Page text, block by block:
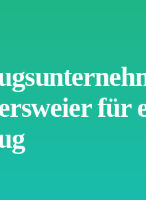
für